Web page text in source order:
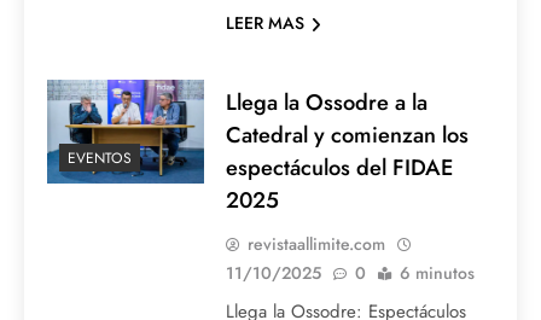
LEER MAS
EVENTOS
Llega la Ossodre a la
Catedral y comienzan los
espectáculos del FIDAE
2025
revistaallimite.com
11/10/2025
0 6 minutos
Llega la Ossodre: Espectáculos